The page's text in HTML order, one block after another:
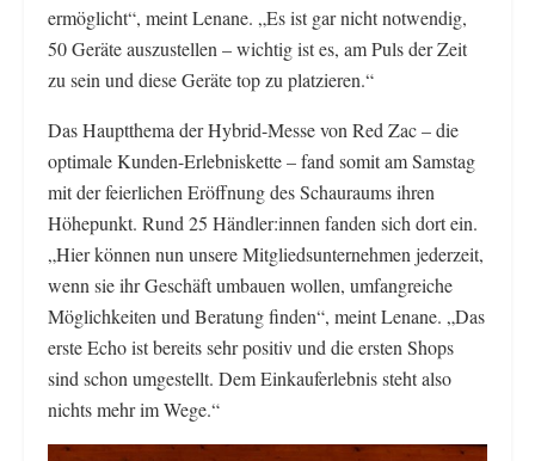
ermöglicht“, meint Lenane. „Es ist gar nicht notwendig,
50 Geräte auszustellen – wichtig ist es, am Puls der Zeit
zu sein und diese Geräte top zu platzieren.“
Das Hauptthema der Hybrid-Messe von Red Zac – die
optimale Kunden-Erlebniskette – fand somit am Samstag
mit der feierlichen Eröffnung des Schauraums ihren
Höhepunkt. Rund 25 Händler:innen fanden sich dort ein.
„Hier können nun unsere Mitgliedsunternehmen jederzeit,
wenn sie ihr Geschäft umbauen wollen, umfangreiche
Möglichkeiten und Beratung finden“, meint Lenane. „Das
erste Echo ist bereits sehr positiv und die ersten Shops
sind schon umgestellt. Dem Einkauferlebnis steht also
nichts mehr im Wege.“